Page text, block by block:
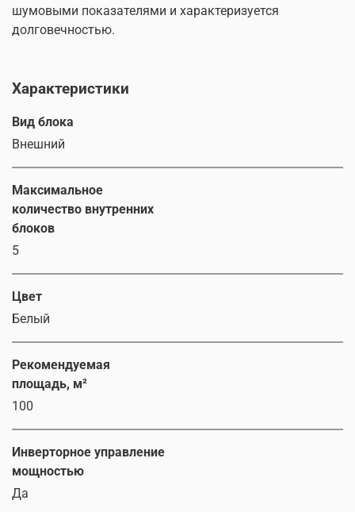
шумовыми показателями и характеризуется
долговечностью.
Характеристики
Вид блока
Внешний
Максимальное
количество внутренних
блоков
5
Цвет
Белый
Рекомендуемая
площадь, м²
100
Инверторное управление
мощностью
Да